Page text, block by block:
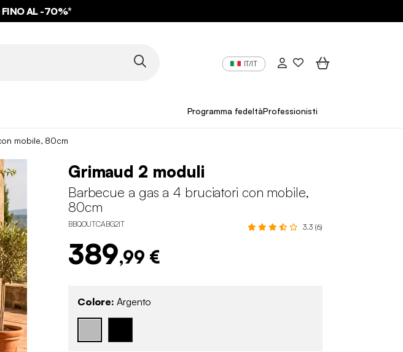
FINO AL -70%*
IT/IT
Programma fedeltàProfessionisti
mobile, 80cm
Grimaud 2 moduli
Barbecue a gas a 4 bruciatori con mobile,
80cm
BBQOUTCABG2IT 3.3 (6)
389,99 €
Colore: Argento